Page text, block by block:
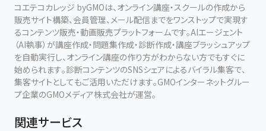
コエテコカレッジ byGMOは、オンライン講座・スクールの作成から
販売サイト構築、会員管理、メール配信までをワンストップで実現す
るコンテンツ販売・動画販売プラットフォームです。AIエージェント
（AI執事）が講座作成・問題集作成・診断作成・講座ブラッシュアップ
を自動実行し、オンライン講座の作り方がわからない方でもすぐに
始められます。診断コンテンツのSNSシェアによるバイラル集客で、
集客サイトとしてもご活用いただけます。GMOインターネットグルー
プ企業のGMOメディア株式会社が運営。
関連サービス